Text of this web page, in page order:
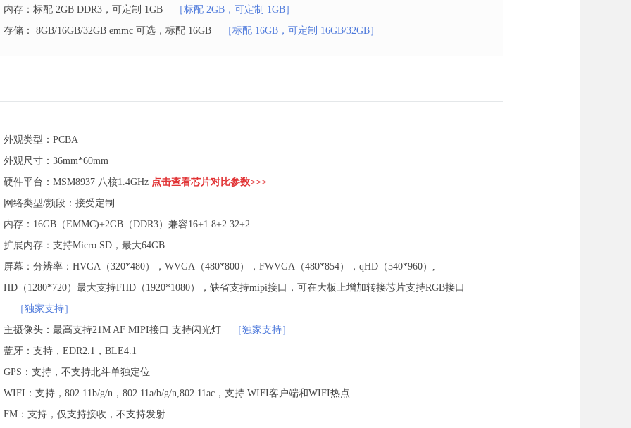
内存：标配 2GB DDR3，可定制 1GB
［标配 2GB，可定制 1GB］
存储： 8GB/16GB/32GB emmc 可选，标配 16GB
［标配 16GB，可定制 16GB/32GB］
外观类型：PCBA
外观尺寸：36mm*60mm
硬件平台：MSM8937 八核1.4GHz 点击查看芯片对比参数>>>
网络类型/频段：接受定制
内存：16GB（EMMC)+2GB（DDR3）兼容16+1 8+2 32+2
扩展内存：支持Micro SD，最大64GB
屏幕：分辨率：HVGA（320*480），WVGA（480*800），FWVGA（480*854），qHD（540*960）,
HD（1280*720）最大支持FHD（1920*1080），缺省支持mipi接口，可在大板上增加转接芯片支持RGB接口
［独家支持］
主摄像头：最高支持21M AF MIPI接口 支持闪光灯
［独家支持］
蓝牙：支持，EDR2.1，BLE4.1
GPS：支持，不支持北斗单独定位
WIFI：支持，802.11b/g/n，802.11a/b/g/n,802.11ac，支持 WIFI客户端和WIFI热点
FM：支持，仅支持接收，不支持发射